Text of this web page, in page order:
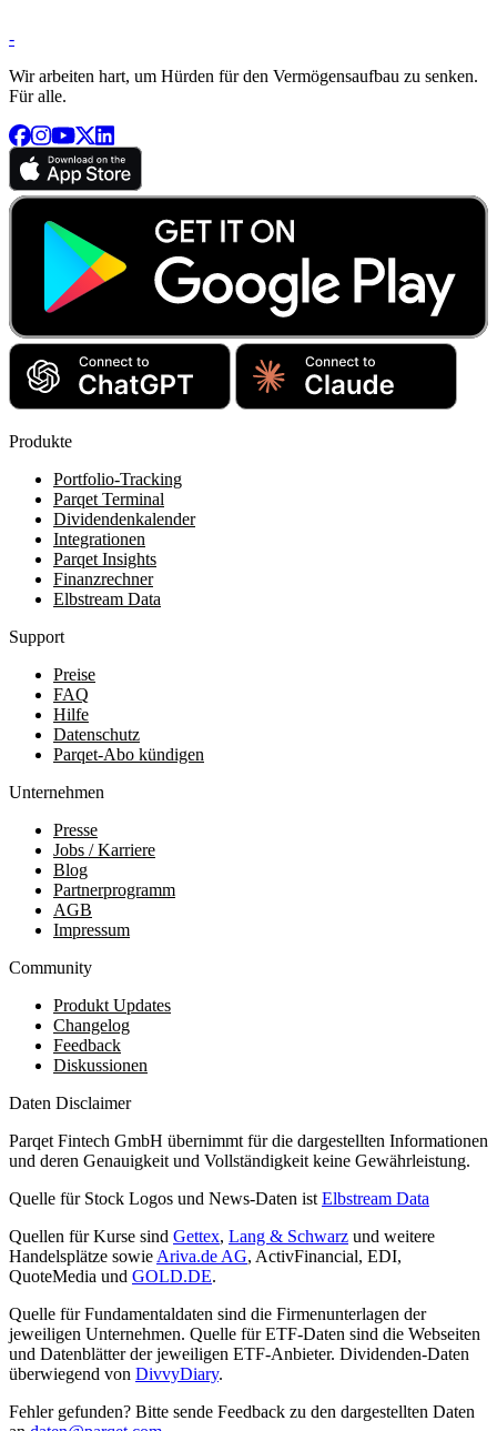
-
Wir arbeiten hart, um Hürden für den Vermögensaufbau zu senken.
Für alle.
Produkte
Portfolio-Tracking
Parqet Terminal
Dividendenkalender
Integrationen
Parqet Insights
Finanzrechner
Elbstream Data
Support
Preise
FAQ
Hilfe
Datenschutz
Parqet-Abo kündigen
Unternehmen
Presse
Jobs / Karriere
Blog
Partnerprogramm
AGB
Impressum
Community
Produkt Updates
Changelog
Feedback
Diskussionen
Daten Disclaimer
Parqet Fintech GmbH übernimmt für die dargestellten Informationen
und deren Genauigkeit und Vollständigkeit keine Gewährleistung.
Quelle für Stock Logos und News-Daten ist Elbstream Data
Quellen für Kurse sind Gettex, Lang & Schwarz und weitere
Handelsplätze sowie Ariva.de AG, ActivFinancial, EDI,
QuoteMedia und GOLD.DE.
Quelle für Fundamentaldaten sind die Firmenunterlagen der
jeweiligen Unternehmen. Quelle für ETF-Daten sind die Webseiten
und Datenblätter der jeweiligen ETF-Anbieter. Dividenden-Daten
überwiegend von DivvyDiary.
Fehler gefunden? Bitte sende Feedback zu den dargestellten Daten